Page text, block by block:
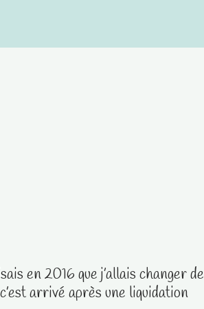
en 2016 que j’allais changer de
arrivé après une liquidation